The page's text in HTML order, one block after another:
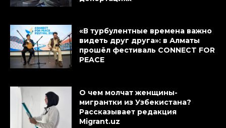
«В турбулентные времена важно
видеть друг друга»: в Алматы
прошёл фестиваль CONNECT FOR
PEACE
О чем молчат женщины-
мигрантки из Узбекистана?
Рассказывает редакция
Migrant.uz